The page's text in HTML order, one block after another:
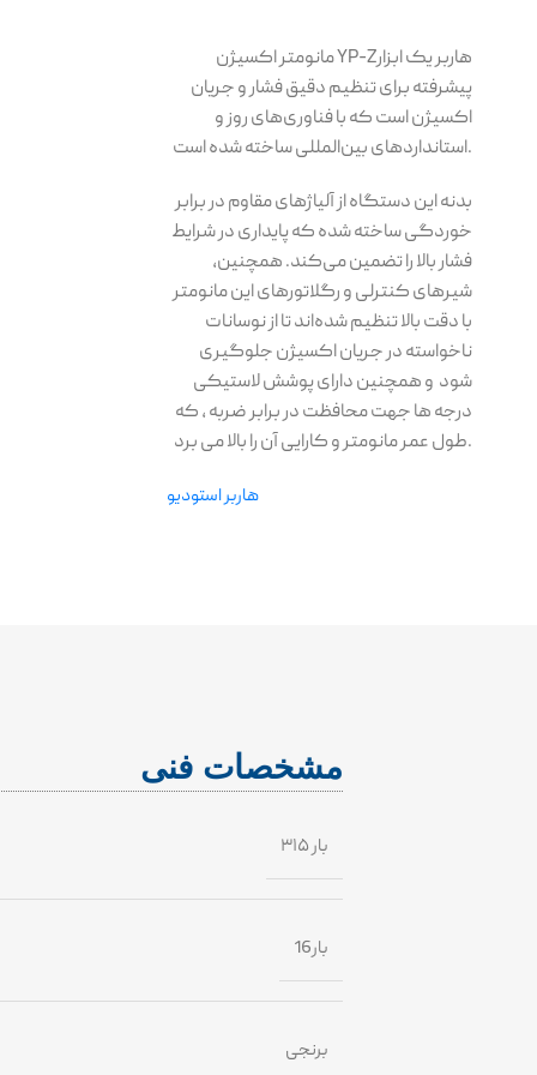
مانومتر اکسیژن YP-Zهاربر یک ابزار
پیشرفته برای تنظیم دقیق فشار و جریان
اکسیژن است که با فناوری‌های روز و
استانداردهای بین‌المللی ساخته شده است.
خوردگی ساخته شده که پایداری در شرایط
فشار بالا را تضمین می‌کند. همچنین،
شیرهای کنترلی و رگلاتورهای این مانومتر
با دقت بالا تنظیم شده‌اند تا از نوسانات
ناخواسته در جریان اکسیژن جلوگیری
شود و همچنین دارای پوشش لاستیکی
درجه ها جهت محافظت در برابر ضربه ، که
طول عمر مانومتر و کارایی آن را بالا می برد.
هاربر استودیو
مشخصات فنی
۳۱۵ بار
16بار
برنجی